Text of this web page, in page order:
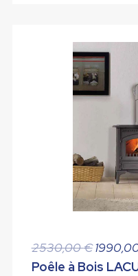
2530,00€ Le
prix
Poêle à Bois